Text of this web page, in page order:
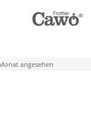
angesehen